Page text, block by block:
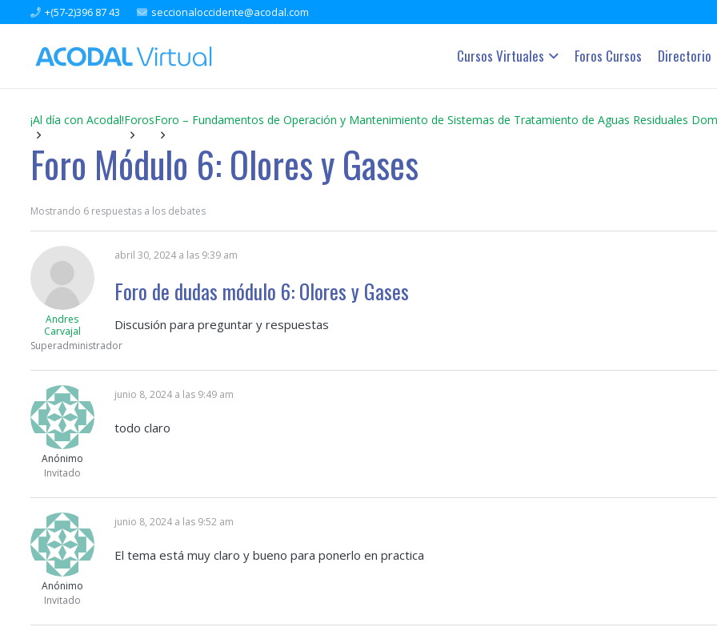
+(57-2)396 87 43 seccionaloccidente@acodal.com
Cursos Virtuales Foros Cursos Directorio
¡Al día con Acodal!ForosForo – Fundamentos de Operación y Mantenimiento de Sistemas de Tratamiento de Aguas Residuales
Foro Módulo 6: Olores y Gases
Mostrando 6 respuestas a los debates
abril 30, 2024 a las 9:39 am
Andres
Carvajal
Superadministrador
Foro de dudas módulo 6: Olores y Gases
Discusión para preguntar y respuestas
junio 8, 2024 a las 9:49 am
Anónimo
Invitado
todo claro
junio 8, 2024 a las 9:52 am
Anónimo
Invitado
El tema está muy claro y bueno para ponerlo en practica